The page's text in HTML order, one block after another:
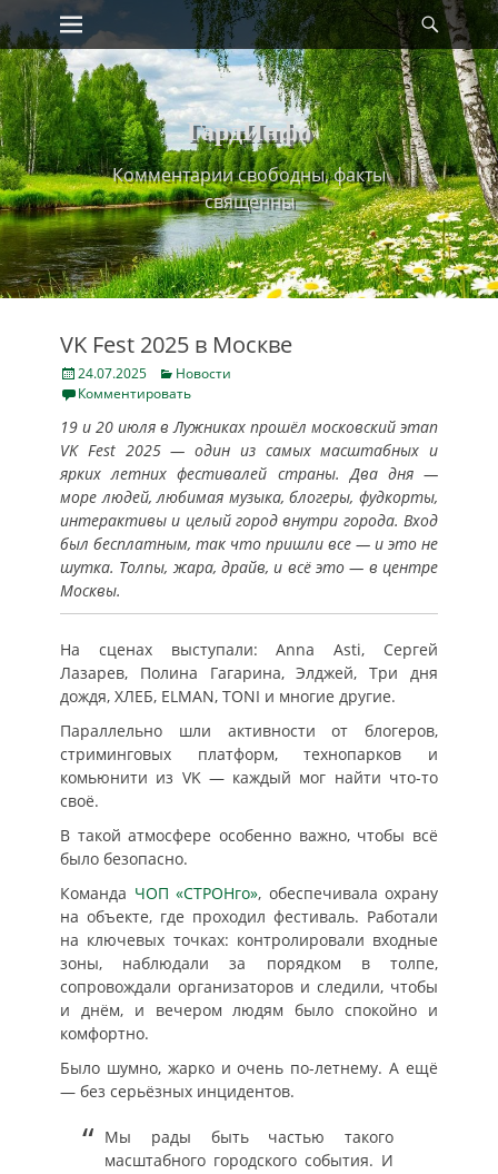
Skip
to
content
Primary Menu
ГардИнфо
Комментарии свободны, факты
священны
VK Fest 2025 в Москве
Posted
on
24.07.2025 Categories
Новости
Комментировать
19 и 20 июля в Лужниках прошёл московский этап
VK Fest 2025 — один из самых масштабных и
ярких летних фестивалей страны. Два дня —
море людей, любимая музыка, блогеры, фудкорты,
интерактивы и целый город внутри города. Вход
был бесплатным, так что пришли все — и это не
шутка. Толпы, жара, драйв, и всё это — в центре
Москвы.
На сценах выступали: Anna Asti, Сергей
Лазарев, Полина Гагарина, Элджей, Три дня
дождя, ХЛЕБ, ELMAN, TONI и многие другие.
Параллельно шли активности от блогеров,
стриминговых платформ, технопарков и
комьюнити из VK — каждый мог найти что-то
своё.
В такой атмосфере особенно важно, чтобы всё
было безопасно.
Команда ЧОП «СТРОНго», обеспечивала охрану
на объекте, где проходил фестиваль. Работали
на ключевых точках: контролировали входные
зоны, наблюдали за порядком в толпе,
сопровождали организаторов и следили, чтобы
и днём, и вечером людям было спокойно и
комфортно.
Было шумно, жарко и очень по-летнему. А ещё
— без серьёзных инцидентов.
Мы рады быть частью такого
масштабного городского события. И